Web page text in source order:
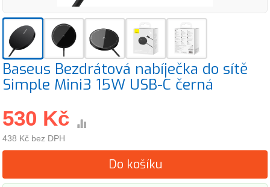
Baseus Bezdrátová nabíječka do sítě
Simple Mini3 15W USB-C černá
530 Kč
438 Kč bez DPH
Do košíku